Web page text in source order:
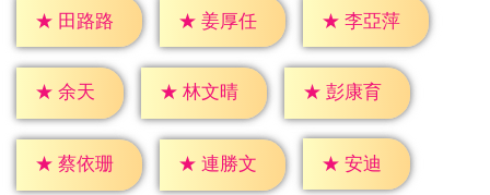
★ 田路路 ★ 姜厚任 ★ 李亞萍
★ 余天 ★ 林文晴 ★ 彭康育
★ 蔡依珊 ★ 連勝文 ★ 安迪